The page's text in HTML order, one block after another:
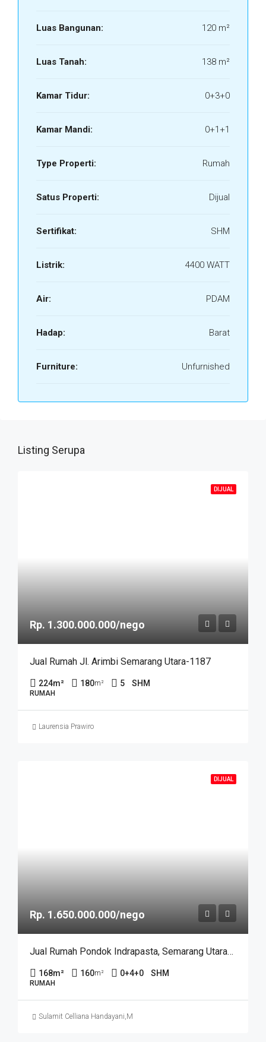
Luas Bangunan: 120 m²
Luas Tanah: 138 m²
Kamar Tidur: 0+3+0
Kamar Mandi: 0+1+1
Type Properti: Rumah
Satus Properti: Dijual
Sertifikat: SHM
Listrik: 4400 WATT
Air: PDAM
Hadap: Barat
Furniture: Unfurnished
Listing Serupa
DIJUAL
Rp. 1.300.000.000/nego
Jual Rumah Jl. Arimbi Semarang Utara-1187
224m² 180m² 5 SHM
RUMAH
Laurensia Prawiro
DIJUAL
Rp. 1.650.000.000/nego
Jual Rumah Pondok Indrapasta, Semarang Utara-11584
168m² 160m² 0+4+0 SHM
RUMAH
Sulamit Celliana Handayani,Maria Warimantouw